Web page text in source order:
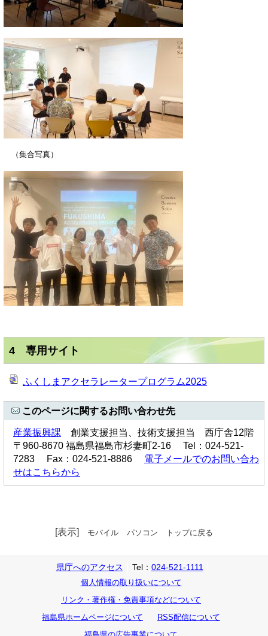
（集合写真）
4 専用サイト
ふくしまアクセラレータープログラム2025
このページに関するお問い合わせ先
産業振興課 創業支援担当、技術支援担当 西庁舎12階
〒960-8670 福島県福島市杉妻町2-16 Tel：024-521-
7283 Fax：024-521-8886 電子メールでのお問い合わ
せはこちらから
[表示] モバイル パソコン トップに戻る
県庁へのアクセス Tel： 024-521-1111
個人情報の取り扱いについて
リンク・著作権・免責事項などについて
福島県ホームページについて
RSS配信について